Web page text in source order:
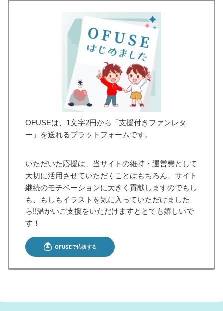
OFUSEは、1文字2円から「支援付きファンレタ
ー」を送れるプラットフォームです。
いただいた応援は、当サイトの維持・運営費として
大切に活用させていただくことはもちろん、サイト
継続のモチベーションに大きく貢献しますのでもし
も、もしもイラストを気に入っていただけました
ら!!温かいご支援をいただけますととても嬉しいで
す！